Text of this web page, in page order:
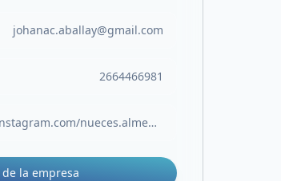
johanac.aballay@gmail.com
2664466981
https://www.instagram.com/nueces.almendras/
la empresa